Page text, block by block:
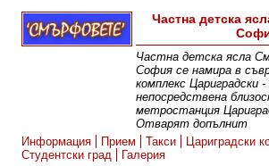
Частна детска
Частна детска ясла
София се намира в
комплекс Цариградски
непосредствена
метростанция
Отварят допълнит
Информация
Прием Такси Цариградски
Студентски град
Галерия